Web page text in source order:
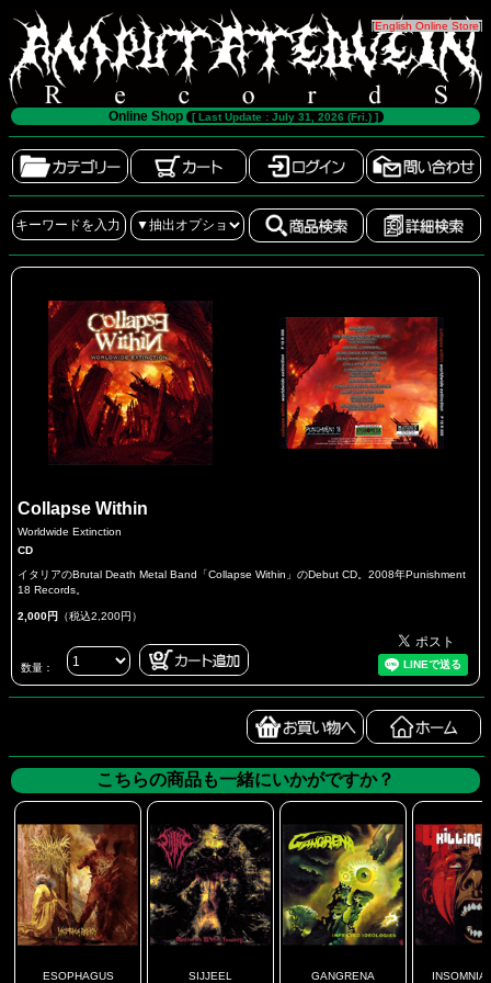
[English Online Store]
Online Shop [ Last Update : July 31, 2026 (Fri.) ]
Collapse Within
Worldwide Extinction
CD
イタリアのBrutal Death Metal Band「Collapse Within」のDebut CD。2008年Punishment
18 Records。
2,000円 （税込2,200円）
数量：
こちらの商品も一緒にいかがですか？
ESOPHAGUS SIJJEEL GANGRENA INSOMNIA